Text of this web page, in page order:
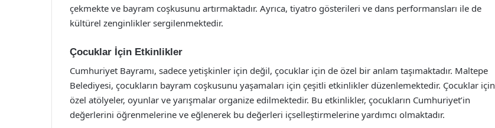
çekmekte ve bayram coşkusunu artırmaktadır. Ayrıca, tiyatro gösterileri ve dans performansları ile de
kültürel zenginlikler sergilenmektedir.
Çocuklar İçin Etkinlikler
Cumhuriyet Bayramı, sadece yetişkinler için değil, çocuklar için de özel bir anlam taşımaktadır. Maltepe
Belediyesi, çocukların bayram coşkusunu yaşamaları için çeşitli etkinlikler düzenlemektedir. Çocuklar için
özel atölyeler, oyunlar ve yarışmalar organize edilmektedir. Bu etkinlikler, çocukların Cumhuriyet’in
değerlerini öğrenmelerine ve eğlenerek bu değerleri içselleştirmelerine yardımcı olmaktadır.